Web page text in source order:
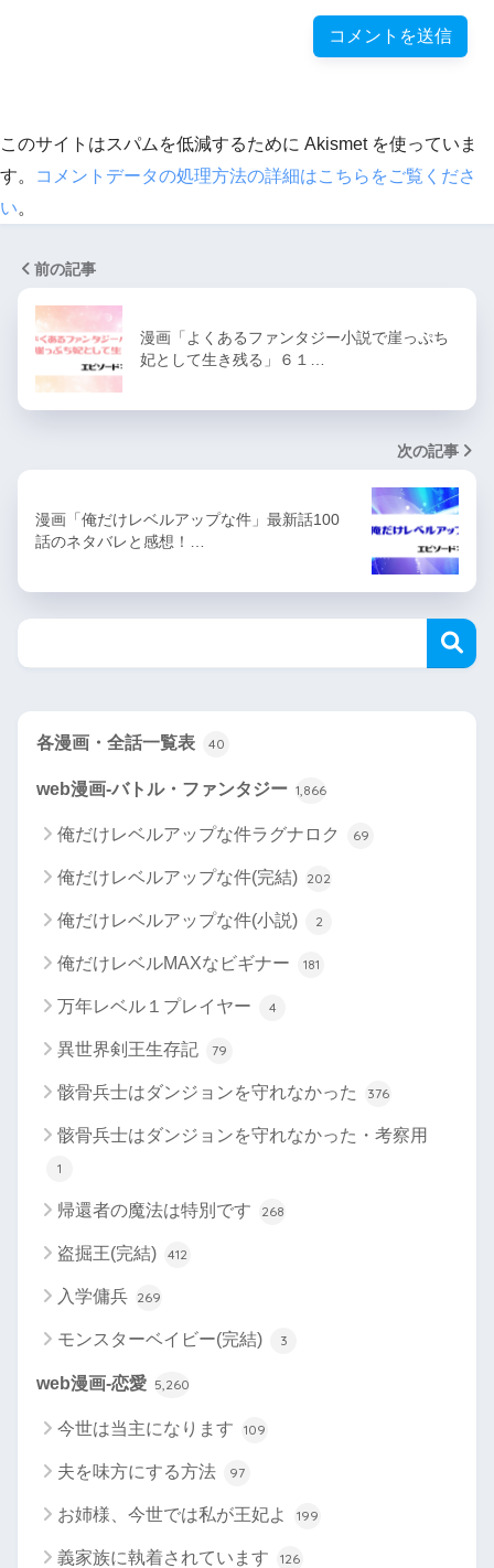
このサイトはスパムを低減するために Akismet を使っていま
す。
コメントデータの処理方法の詳細はこちらをご覧くださ
い。
前の記事
漫画「よくあるファンタジー小説で崖っぷち
妃として生き残る」６１…
次の記事
漫画「俺だけレベルアップな件」最新話100
話のネタバレと感想！…
各漫画・全話一覧表 40
web漫画-バトル・ファンタジー 1,866
俺だけレベルアップな件ラグナロク 69
俺だけレベルアップな件(完結) 202
俺だけレベルアップな件(小説) 2
俺だけレベルMAXなビギナー 181
万年レベル１プレイヤー 4
異世界剣王生存記 79
骸骨兵士はダンジョンを守れなかった 376
骸骨兵士はダンジョンを守れなかった・考察用
1
帰還者の魔法は特別です 268
盗掘王(完結) 412
入学傭兵 269
モンスターベイビー(完結) 3
web漫画-恋愛 5,260
今世は当主になります 109
夫を味方にする方法 97
お姉様、今世では私が王妃よ 199
義家族に執着されています 126